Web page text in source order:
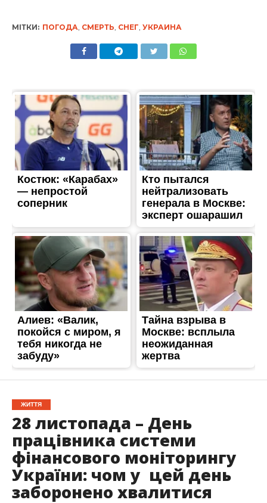
МІТКИ: ПОГОДА, СМЕРТЬ, СНЕГ, УКРАИНА
ЖИТТЯ
28 листопада – День
працівника системи
фінансового моніторингу
України: чом у цей день
заборонено хвалитися